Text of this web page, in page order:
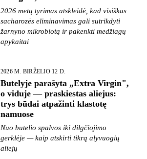
2026 metų tyrimas atskleidė, kad visiškas
sacharozės eliminavimas gali sutrikdyti
žarnyno mikrobiotą ir pakenkti medžiagų
apykaitai
2026 M. BIRŽELIO 12 D.
Butelyje parašyta „Extra Virgin",
o viduje — praskiestas aliejus:
trys būdai atpažinti klastotę
namuose
Nuo butelio spalvos iki dilgčiojimo
gerklėje — kaip atskirti tikrą alyvuogių
aliejų